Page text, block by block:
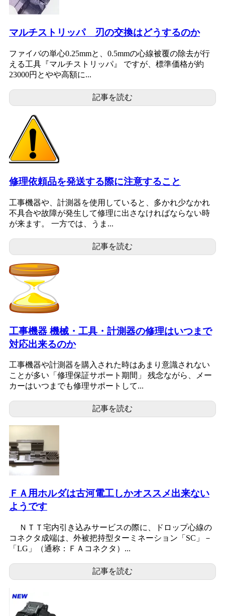
マルチストリッパ 刃の交換はどうするのか
ファイバの単心0.25mmと、0.5mmの心線被覆の除去が行
える工具『マルチストリッパ』 ですが、標準価格が約
23000円とやや高額に...
記事を読む
修理依頼品を発送する際に注意すること
工事機器や、計測器を使用していると、多かれ少なかれ
不具合や故障が発生して修理に出さなければならない時
が来ます。 一方では、うま...
記事を読む
工事機器 機械・工具・計測器の修理はいつまで
対応出来るのか
工事機器や計測器を購入された時はあまり意識されない
ことが多い「修理保証サポート期間」 残念ながら、メー
カーはいつまでも修理サポートして...
記事を読む
ＦＡ用ホルダは古河電工しかオススメ出来ない
ようです
ＮＴＴ宅内引き込みサービスの際に、ドロップ心線の
コネクタ成端は、外被把持型ターミネーション「SC」－
「LG」（通称：ＦＡコネクタ）...
記事を読む